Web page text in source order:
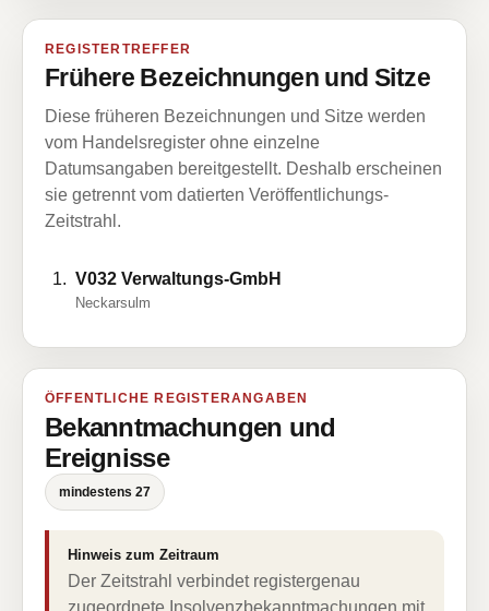
REGISTERTREFFER
Frühere Bezeichnungen und Sitze
Diese früheren Bezeichnungen und Sitze werden
vom Handelsregister ohne einzelne
Datumsangaben bereitgestellt. Deshalb erscheinen
sie getrennt vom datierten Veröffentlichungs-
Zeitstrahl.
V032 Verwaltungs-GmbH
Neckarsulm
ÖFFENTLICHE REGISTERANGABEN
Bekanntmachungen und
Ereignisse
mindestens 27
Hinweis zum Zeitraum
Der Zeitstrahl verbindet registergenau
zugeordnete Insolvenzbekanntmachungen mit